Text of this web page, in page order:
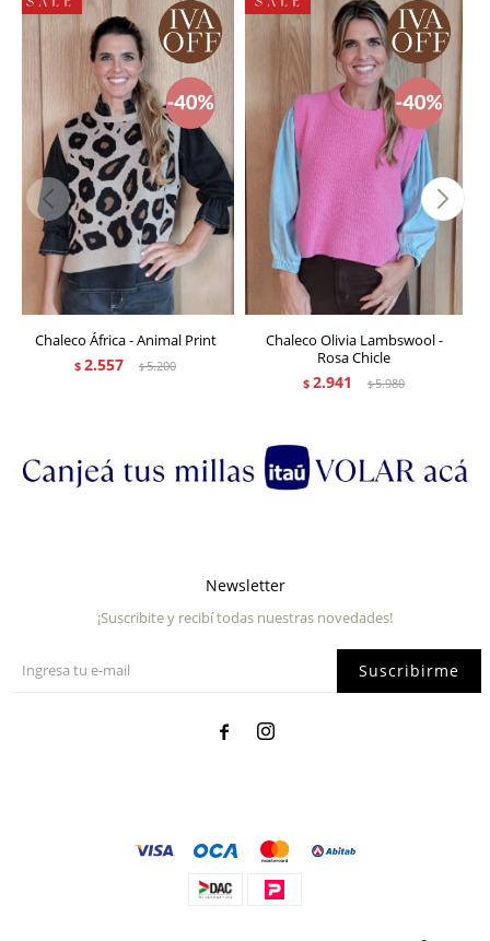
Chaleco África - Animal Print
$ 2.557 $5.200
Chaleco Olivia Lambswool -
Rosa Chicle
$ 2.941 $5.980
Newsletter
¡Suscribite y recibí todas nuestras novedades!
Suscribirme
 